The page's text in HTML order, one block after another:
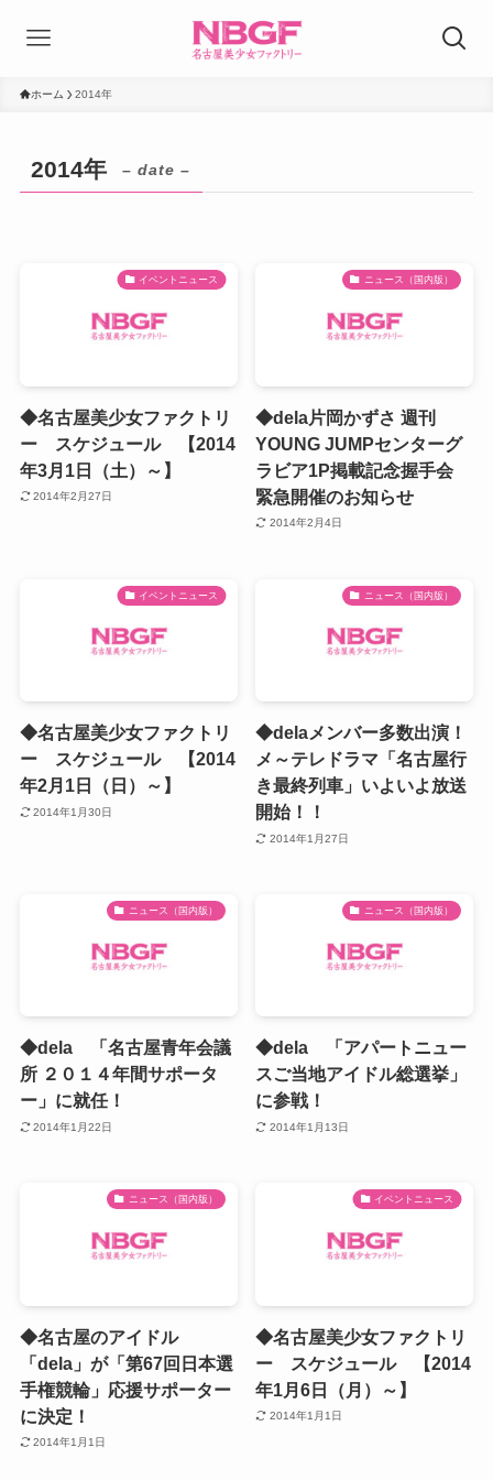
ホーム 2014年
2014年 – date –
イベントニュース
◆名古屋美少女ファクトリ
ー スケジュール 【2014
年3月1日（土）～】
2014年2月27日
ニュース（国内版）
◆dela片岡かずさ 週刊
YOUNG JUMPセンターグ
ラビア1P掲載記念握手会
緊急開催のお知らせ
2014年2月4日
イベントニュース
◆名古屋美少女ファクトリ
ー スケジュール 【2014
年2月1日（日）～】
2014年1月30日
ニュース（国内版）
◆delaメンバー多数出演！
メ～テレドラマ「名古屋行
き最終列車」いよいよ放送
開始！！
2014年1月27日
ニュース（国内版）
◆dela 「名古屋青年会議
所 ２０１４年間サポータ
ー」に就任！
2014年1月22日
ニュース（国内版）
◆dela 「アパートニュー
スご当地アイドル総選挙」
に参戦！
2014年1月13日
ニュース（国内版）
◆名古屋のアイドル
「dela」が「第67回日本選
手権競輪」応援サポーター
に決定！
2014年1月1日
イベントニュース
◆名古屋美少女ファクトリ
ー スケジュール 【2014
年1月6日（月）～】
2014年1月1日